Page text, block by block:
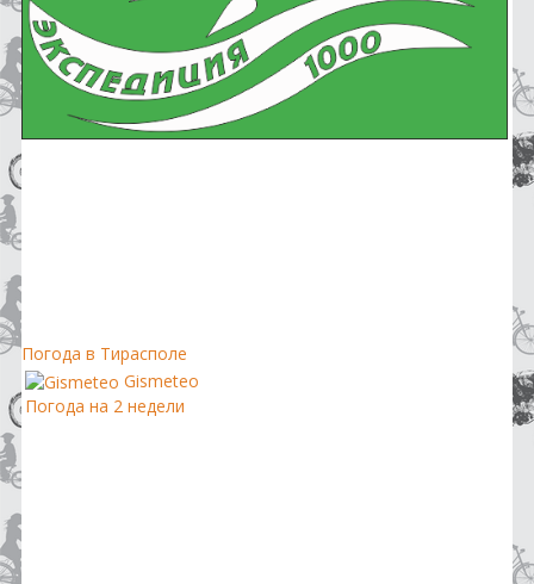
Погода в Тирасполе
Gismeteo
Погода на 2 недели